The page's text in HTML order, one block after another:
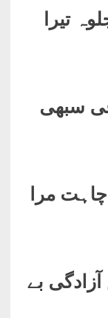
تیرا
سبھی
مرا
بے